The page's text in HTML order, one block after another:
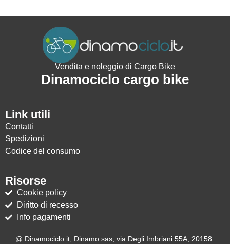
Vendita e noleggio di Cargo Bike
Dinamociclo cargo bike
Link utili
Contatti
Spedizioni
Codice del consumo
Risorse
Cookie policy
Diritto di recesso
Info pagamenti
@ Dinamociclo.it, Dinamo sas, via Degli Imbriani 55A, 20158